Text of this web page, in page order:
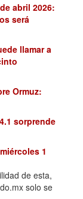
abril 2026:
será
llamar a
Ormuz:
sorprende
1
de esta,
solo se